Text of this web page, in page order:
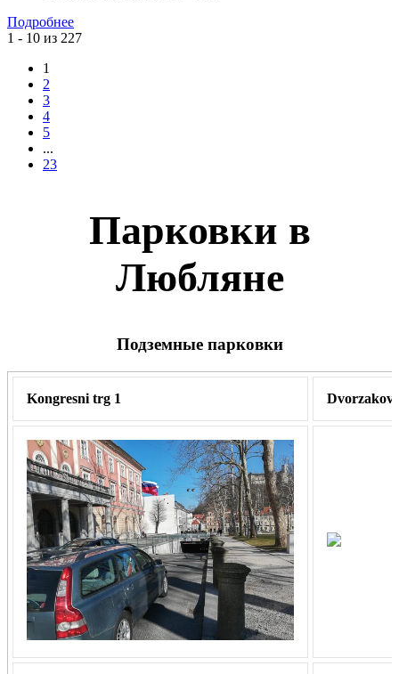
Подробнее
1 - 10 из 227
1
2
3
4
5
...
23
Парковки в
Любляне
Подземные парковки
Kongresni trg 1